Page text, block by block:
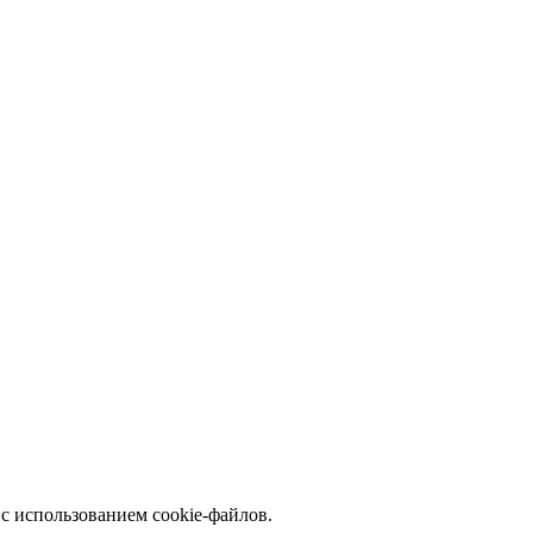
использованием cookie-файлов.